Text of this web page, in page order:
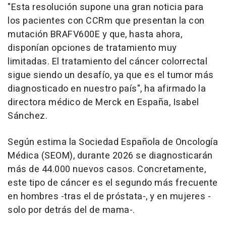
"Esta resolución supone una gran noticia para
los pacientes con CCRm que presentan la con
mutación BRAFV600E y que, hasta ahora,
disponían opciones de tratamiento muy
limitadas. El tratamiento del cáncer colorrectal
sigue siendo un desafío, ya que es el tumor más
diagnosticado en nuestro país", ha afirmado la
directora médico de Merck en España, Isabel
Sánchez.
Según estima la Sociedad Española de Oncología
Médica (SEOM), durante 2026 se diagnosticarán
más de 44.000 nuevos casos. Concretamente,
este tipo de cáncer es el segundo más frecuente
en hombres -tras el de próstata-, y en mujeres -
solo por detrás del de mama-.